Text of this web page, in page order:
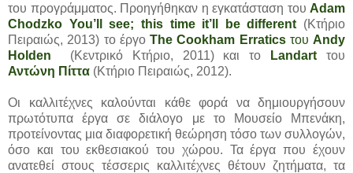
του προγράμματος. Προηγήθηκαν η εγκατάσταση του Adam
Chodzko You’ll see; this time it’ll be different (Κτήριο
Πειραιώς, 2013) το έργο The Cookham Erratics του Andy
Holden
(Κεντρικό Κτήριο, 2011) και το Landart
του
Αντώνη Πίττα (Κτήριο Πειραιώς, 2012).
Οι καλλιτέχνες καλούνται κάθε φορά να δημιουργήσουν
πρωτότυπα έργα σε διάλογο με το Μουσείο Μπενάκη,
προτείνοντας μια διαφορετική θεώρηση τόσο των συλλογών,
όσο και του εκθεσιακού του χώρου. Τα έργα που έχουν
ανατεθεί στους τέσσερις καλλιτέχνες θέτουν ζητήματα, τα